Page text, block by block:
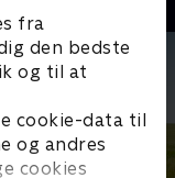
fra
den bedste
og til at
cookie-data til
og andres
cookies